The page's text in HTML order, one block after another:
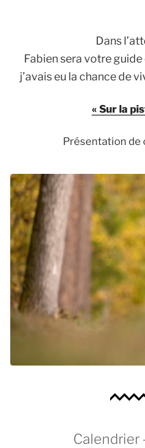
Dans
Fabien sera votre
j’avais eu la chance de
« Sur la
Présentation de
Calendrier